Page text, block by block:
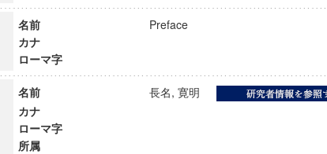
名前
Preface
カナ
ローマ字
名前
長名, 寛明
カナ
ローマ字
所属